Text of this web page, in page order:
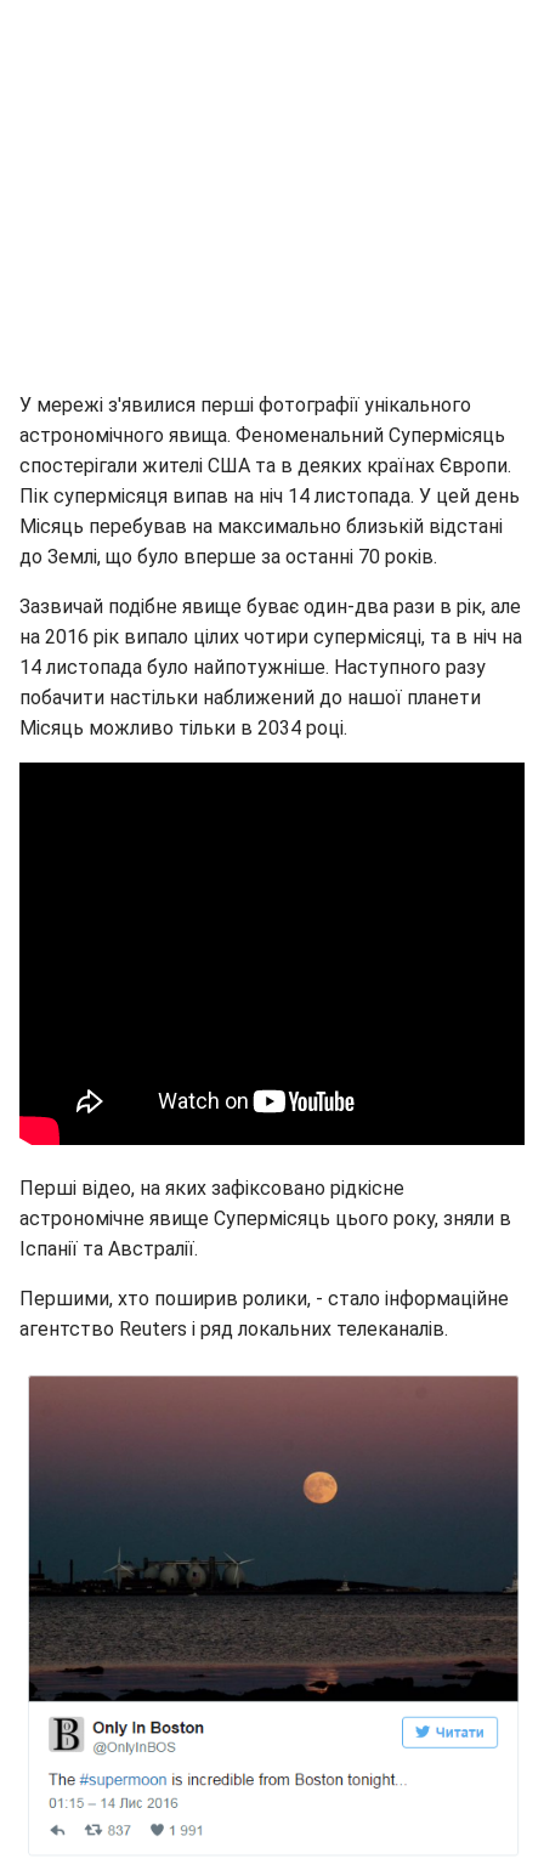
У мережі з'явилися перші фотографії унікального
астрономічного явища. Феноменальний Супермісяць
спостерігали жителі США та в деяких країнах Європи.
Пік супермісяця випав на ніч 14 листопада. У цей день
Місяць перебував на максимально близькій відстані
до Землі, що було вперше за останні 70 років.
Зазвичай подібне явище буває один-два рази в рік, але
на 2016 рік випало цілих чотири супермісяці, та в ніч на
14 листопада було найпотужніше. Наступного разу
побачити настільки наближений до нашої планети
Місяць можливо тільки в 2034 році.
Перші відео, на яких зафіксовано рідкісне
астрономічне явище Супермісяць цього року, зняли в
Іспанії та Австралії.
Першими, хто поширив ролики, - стало інформаційне
агентство Reuters і ряд локальних телеканалів.